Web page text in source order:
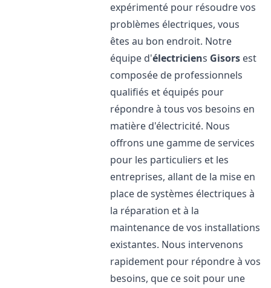
expérimenté pour résoudre vos
problèmes électriques, vous
êtes au bon endroit. Notre
équipe d'électriciens Gisors est
composée de professionnels
qualifiés et équipés pour
répondre à tous vos besoins en
matière d'électricité. Nous
offrons une gamme de services
pour les particuliers et les
entreprises, allant de la mise en
place de systèmes électriques à
la réparation et à la
maintenance de vos installations
existantes. Nous intervenons
rapidement pour répondre à vos
besoins, que ce soit pour une